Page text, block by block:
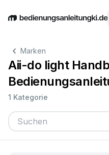
EnglishDeutschEspañol
Marken
Aii-do light
1 Kategorie